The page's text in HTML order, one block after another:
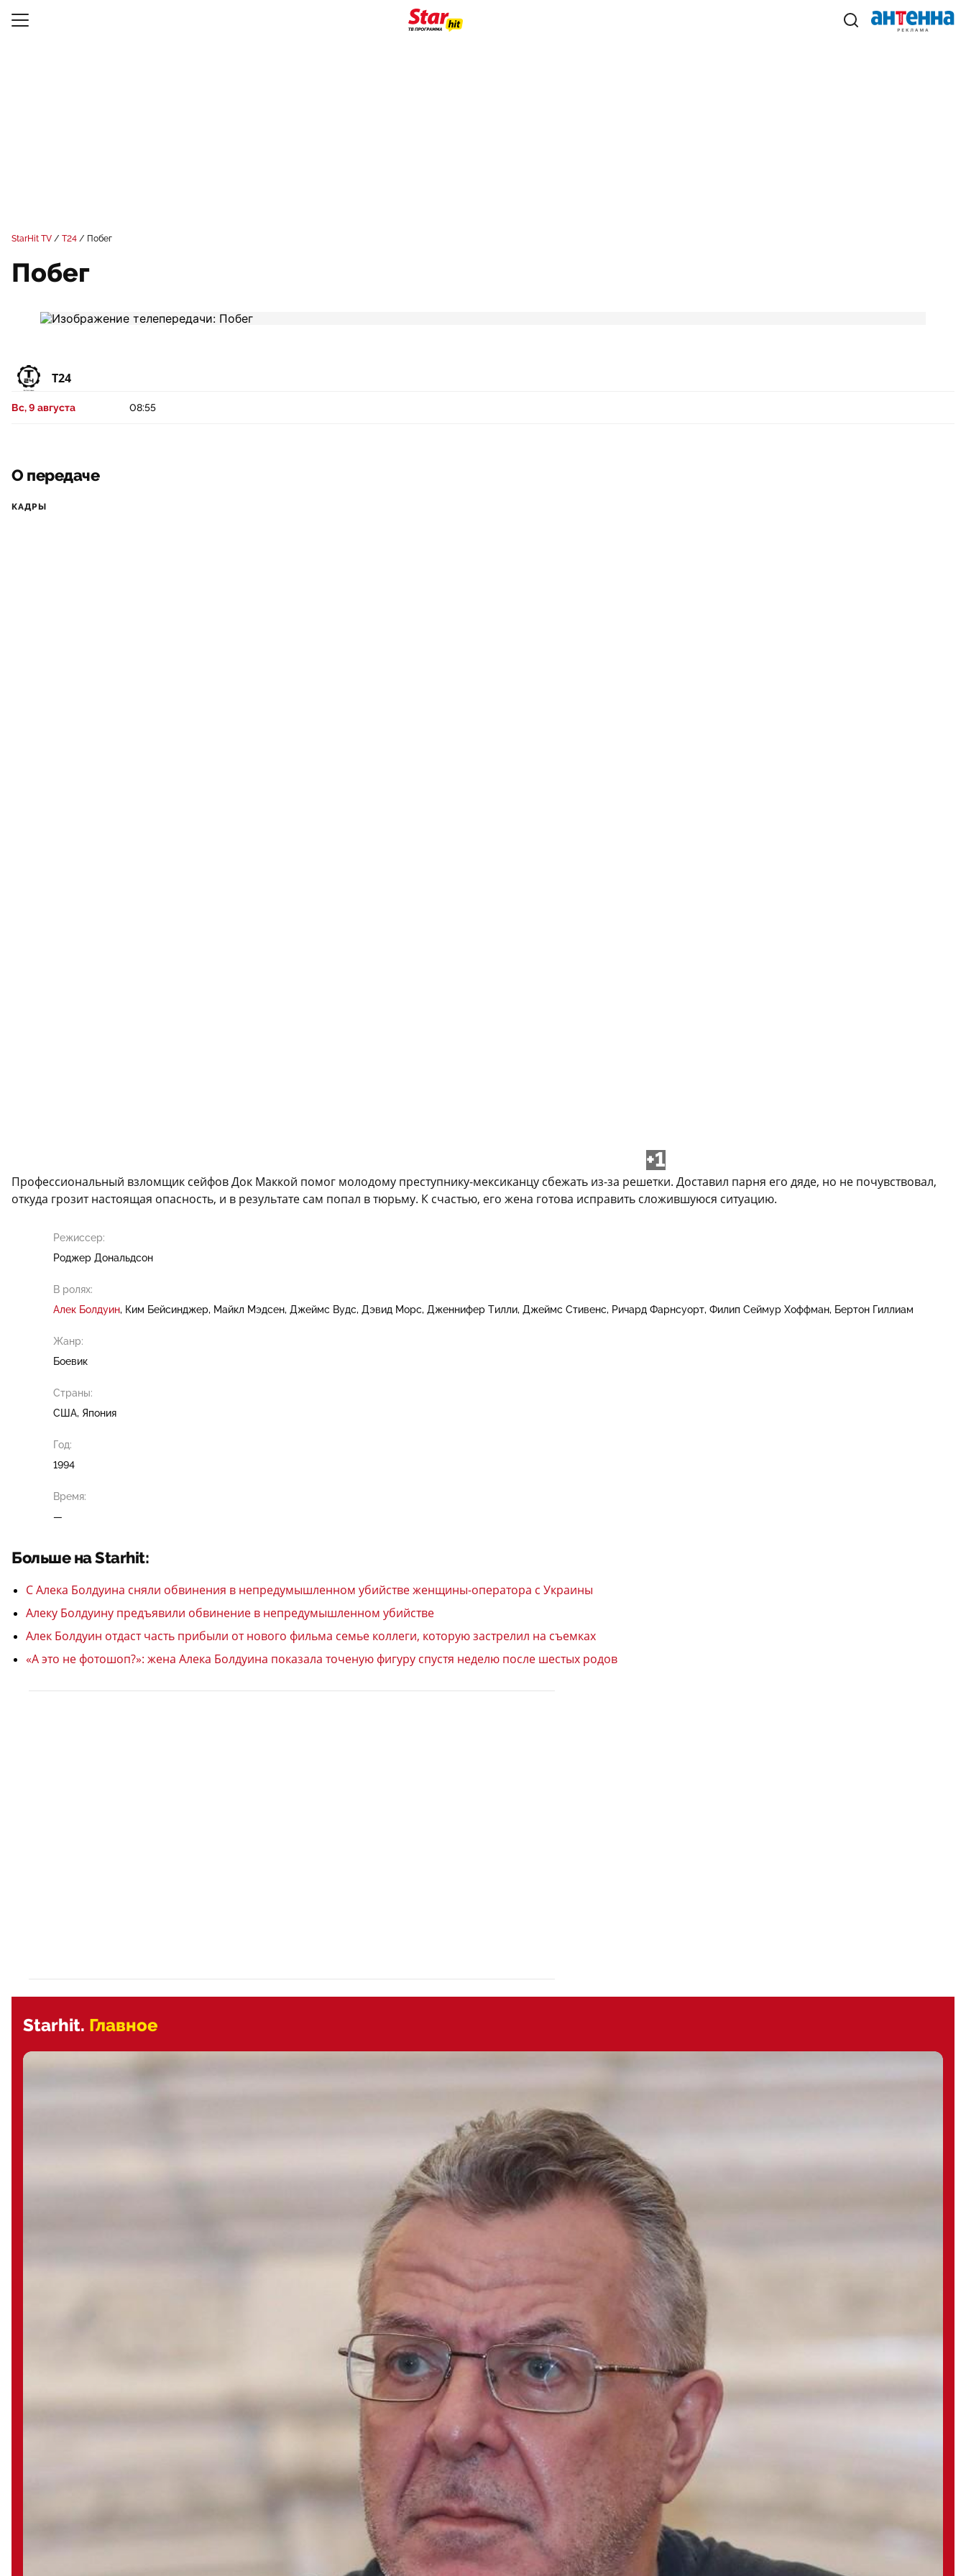
StarHit TV Т24 Побег
Побег
Т24
Вс, 9 августа 08:55
О передаче
КАДРЫ
+1
Профессиональный взломщик сейфов Док Маккой помог молодому преступнику-мексиканцу сбежать из-за решетки. Доставил парня его дяде, но не почувствовал,
откуда грозит настоящая опасность, и в результате сам попал в тюрьму. К счастью, его жена готова исправить сложившуюся ситуацию.
Режиссер:
Роджер Дональдсон
В ролях:
Алек Болдуин Ким Бейсинджер Майкл Мэдсен Джеймс Вудс Дэвид Морс Дженнифер Тилли Джеймс Стивенс Ричард Фарнсуорт Филип Сеймур Хоффман Бертон Гиллиам
Жанр:
Боевик
Страны:
США, Япония
Год:
1994
Время:
—
Больше на Starhit:
С Алека Болдуина сняли обвинения в непредумышленном убийстве женщины-оператора с Украины
Алеку Болдуину предъявили обвинение в непредумышленном убийстве
Алек Болдуин отдаст часть прибыли от нового фильма семье коллеги, которую застрелил на съемках
«А это не фотошоп?»: жена Алека Болдуина показала точеную фигуру спустя неделю после шестых родов
Starhit. Главное